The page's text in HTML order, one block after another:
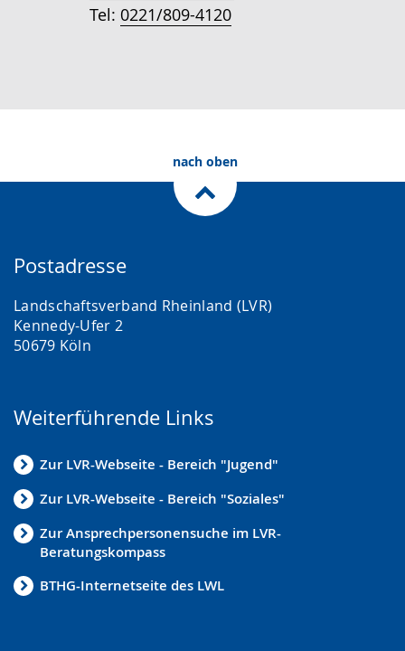
Tel: 0221/809-4120
nach oben
Postadresse
Landschaftsverband Rheinland (LVR)
Kennedy-Ufer 2
50679 Köln
Weiterführende Links
Zur LVR-Webseite - Bereich "Jugend"
Zur LVR-Webseite - Bereich "Soziales"
Zur Ansprechpersonensuche im LVR-
Beratungskompass
BTHG-Internetseite des LWL